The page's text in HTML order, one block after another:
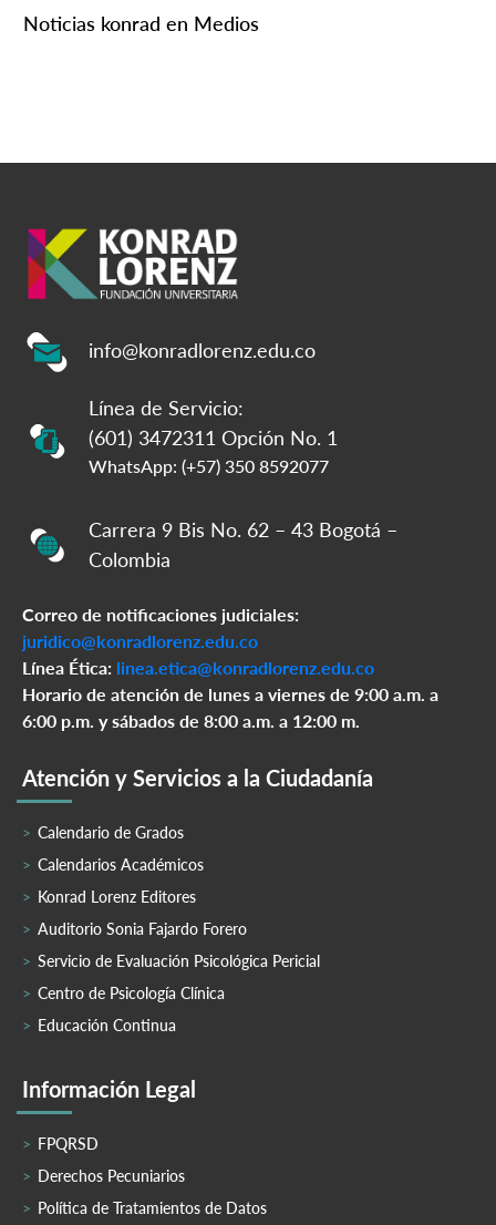
Noticias konrad en Medios
info@konradlorenz.edu.co
Línea de Servicio:
(601) 3472311 Opción No. 1
WhatsApp: (+57) 350 8592077
Carrera 9 Bis No. 62 – 43 Bogotá –
Colombia
Correo de notificaciones judiciales:
juridico@konradlorenz.edu.co
Línea Ética: linea.etica@konradlorenz.edu.co
Horario de atención de lunes a viernes de 9:00 a.m. a
6:00 p.m. y sábados de 8:00 a.m. a 12:00 m.
Atención y Servicios a la Ciudadanía
Calendario de Grados
Calendarios Académicos
Konrad Lorenz Editores
Auditorio Sonia Fajardo Forero
Servicio de Evaluación Psicológica Pericial
Centro de Psicología Clínica
Educación Continua
Información Legal
FPQRSD
Derechos Pecuniarios
Política de Tratamientos de Datos